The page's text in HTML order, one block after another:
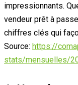
impressionnants.
vendeur prêt à
chiffres clés qui
Source: https://
stats/mensuelles/